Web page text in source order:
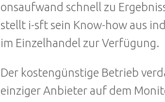
onsaufwand schnell zu
stellt i-sft sein Know-how aus
im Einzelhandel zur Verfügung.
Der kostengünstige Betrieb
einziger Anbieter auf dem